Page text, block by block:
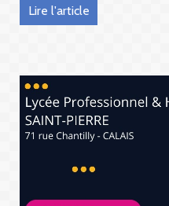
Lire l'article